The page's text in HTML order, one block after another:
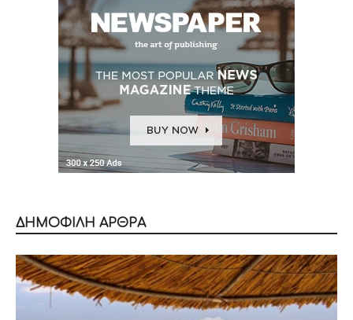
ΔΗΜΟΦΙΛΗ ΑΡΘΡΑ